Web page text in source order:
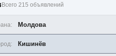
Всего 215 объявлений
Молдова
Кишинёв